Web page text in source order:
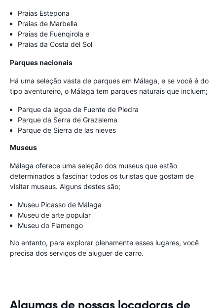
Praias Estepona
Praias de Marbella
Praias de Fuenqirola e
Praias da Costa del Sol
Parques nacionais
Há uma seleção vasta de parques em Málaga, e se você é do
tipo aventureiro, o Málaga tem parques naturais que incluem;
Parque da lagoa de Fuente de Piedra
Parque da Serra de Grazalema
Parque de Sierra de las nieves
Museus
Málaga oferece uma seleção dos museus que estão
determinados a fascinar todos os turistas que gostam de
visitar museus. Alguns destes são;
Museu Picasso de Málaga
Museu de arte popular
Museu do Flamengo
No entanto, para explorar plenamente esses lugares, você
precisa dos serviços de aluguer de carro.
Algumas de nossas locadoras de